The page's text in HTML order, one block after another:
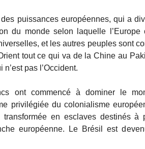
puissances européennes, qui a
du monde selon laquelle
et les autres peuples sont
tout ce qui va de la Chine au
pas l’Occident.
ont commencé à dominer le
privilégiée du colonialisme
en esclaves destinés à
européenne. Le Brésil est